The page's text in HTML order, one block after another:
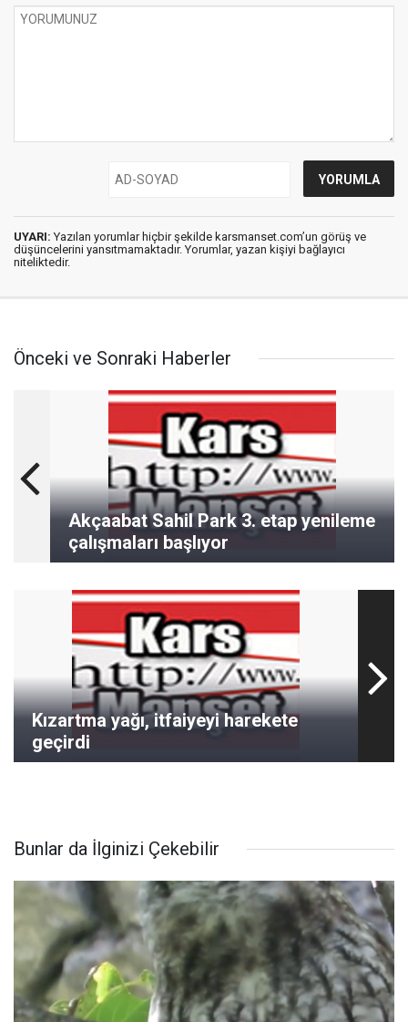
UYARI: Yazılan yorumlar hiçbir şekilde karsmanset.com’un görüş ve
düşüncelerini yansıtmamaktadır. Yorumlar, yazan kişiyi bağlayıcı
niteliktedir.
Önceki ve Sonraki Haberler
Akçaabat Sahil Park 3. etap yenileme
çalışmaları başlıyor
Kızartma yağı, itfaiyeyi harekete
geçirdi
Bunlar da İlginizi Çekebilir